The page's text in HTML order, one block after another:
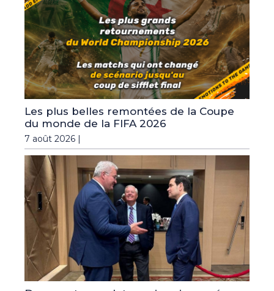
Les plus belles remontées de la Coupe
du monde de la FIFA 2026
7 août 2026 |